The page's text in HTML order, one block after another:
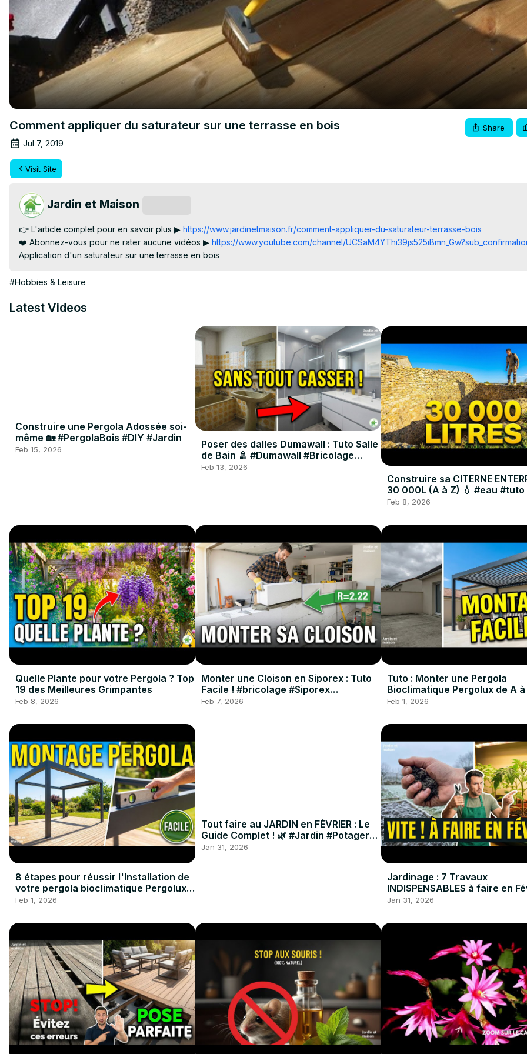
Comment appliquer du saturateur sur une terrasse en bois
Jul 7, 2019
Share
Visit Site
Jardin et Maison
👉 L'article complet pour en savoir plus ▶ https://www.jardinetmaison.fr/comment-appliquer-du-saturateur-terrasse-bois
❤️ Abonnez-vous pour ne rater aucune vidéos ▶ https://www.youtube.com/channel/
Application d'un saturateur sur une terrasse en bois
#Hobbies & Leisure
Latest Videos
Construire une Pergola Adossée soi-
même 🏡 #PergolaBois #DIY #Jardin
Feb 15, 2026
Poser des dalles Dumawall : Tuto Salle
de Bain 🚿 #Dumawall #Bricolage
#Travaux
Feb 13, 2026
Construire sa CITERNE
30 000L (A à Z) 💧 #eau #tuto
Feb 8, 2026
Quelle Plante pour votre Pergola ? Top
19 des Meilleures Grimpantes
Feb 8, 2026
Monter une Cloison en Siporex : Tuto
Facile ! #bricolage #Siporex
#renovation
Feb 7, 2026
Tuto : Monter une Pergola
Bioclimatique Pergolux de A à
#Pergola #DIY #Tuto
Feb 1, 2026
8 étapes pour réussir l'Installation de
votre pergola bioclimatique Pergolux
#pergola #bricolage
Feb 1, 2026
Tout faire au JARDIN en FÉVRIER : Le
Guide Complet ! 🌿 #Jardin #Potager
#Fevrier
Jan 31, 2026
Jardinage : 7 Travaux
INDISPENSABLES à faire en
#Potager #Jardin #DIY
Jan 31, 2026